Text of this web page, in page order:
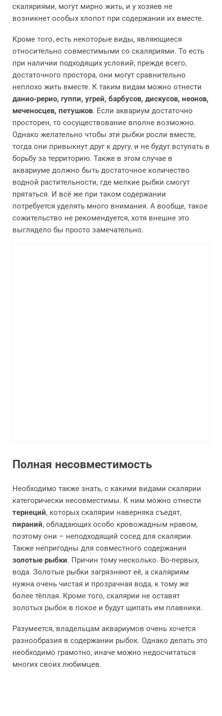
скаляриями, могут мирно жить, и у хозяев не
возникнет особых хлопот при содержании их вместе.
Кроме того, есть некоторые виды, являющиеся
относительно совместимыми со скаляриями. То есть
при наличии подходящих условий, прежде всего,
достаточного простора, они могут сравнительно
неплохо жить вместе. К таким видам можно отнести
данио-рерио, гуппи, угрей, барбусов, дискусов, неонов,
меченосцев, петушков. Если аквариум достаточно
просторен, то сосуществование вполне возможно.
Однако желательно чтобы эти рыбки росли вместе,
тогда они привыкнут друг к другу, и не будут вступать в
борьбу за территорию. Также в этом случае в
аквариуме должно быть достаточное количество
водной растительности, где мелкие рыбки смогут
прятаться. И всё же при таком содержании
потребуется уделять много внимания. А вообще, такое
сожительство не рекомендуется, хотя внешне это
выглядело бы просто замечательно.
Полная несовместимость
Необходимо также знать, с какими видами скалярии
категорически несовместимы. К ним можно отнести
тернеций, которых скалярии наверняка съедят,
пираний, обладающих особо кровожадным нравом,
поэтому они – неподходящий сосед для скалярии.
Также непригодны для совместного содержания
золотые рыбки. Причин тому несколько. Во-первых,
вода. Золотые рыбки загрязняют её, а скаляриям
нужна очень чистая и прозрачная вода, к тому же
более тёплая. Кроме того, скалярии не оставят
золотых рыбок в покое и будут щипать им плавники.
Разумеется, владельцам аквариумов очень хочется
разнообразия в содержании рыбок. Однако делать это
необходимо грамотно, иначе можно недосчитаться
многих своих любимцев.